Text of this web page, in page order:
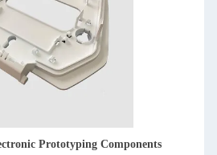
phẩm điện tử thông minh, quay